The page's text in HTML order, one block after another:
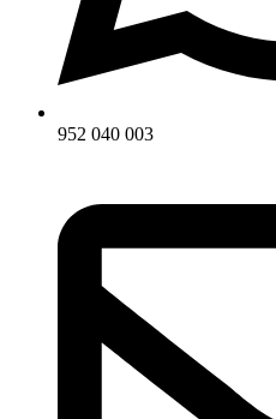
952 040 003